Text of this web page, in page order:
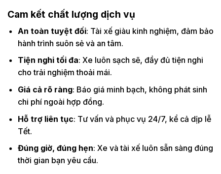
Cam kết chất lượng dịch vụ
An toàn tuyệt đối: Tài xế giàu kinh nghiệm, đảm bảo
hành trình suôn sẻ và an tâm.
Tiện nghi tối đa: Xe luôn sạch sẽ, đầy đủ tiện nghi
cho trải nghiệm thoải mái.
Giá cả rõ ràng: Báo giá minh bạch, không phát sinh
chi phí ngoài hợp đồng.
Hỗ trợ liên tục: Tư vấn và phục vụ 24/7, kể cả dịp lễ
Tết.
Đúng giờ, đúng hẹn: Xe và tài xế luôn sẵn sàng đúng
thời gian bạn yêu cầu.